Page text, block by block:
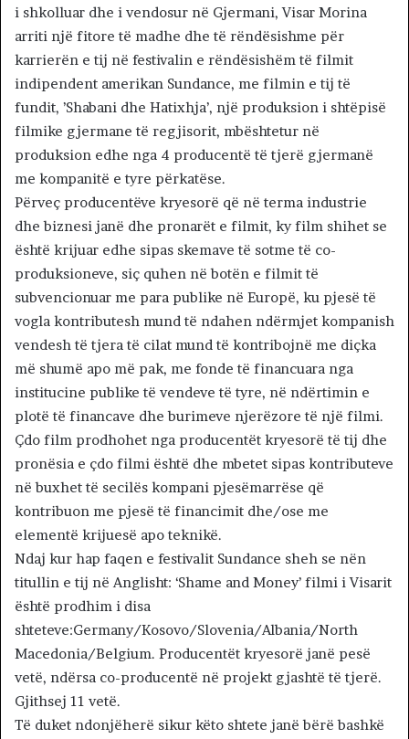
i shkolluar dhe i vendosur në Gjermani, Visar Morina
arriti një fitore të madhe dhe të rëndësishme për
karrierën e tij në festivalin e rëndësishëm të filmit
indipendent amerikan Sundance, me filmin e tij të
fundit, ’Shabani dhe Hatixhja’, një produksion i shtëpisë
filmike gjermane të regjisorit, mbështetur në
produksion edhe nga 4 producentë të tjerë gjermanë
me kompanitë e tyre përkatëse.
Përveç producentëve kryesorë që në terma industrie
dhe biznesi janë dhe pronarët e filmit, ky film shihet se
është krijuar edhe sipas skemave të sotme të co-
produksioneve, siç quhen në botën e filmit të
subvencionuar me para publike në Europë, ku pjesë të
vogla kontributesh mund të ndahen ndërmjet kompanish
vendesh të tjera të cilat mund të kontribojnë me diçka
më shumë apo më pak, me fonde të financuara nga
institucine publike të vendeve të tyre, në ndërtimin e
plotë të financave dhe burimeve njerëzore të një filmi.
Çdo film prodhohet nga producentët kryesorë të tij dhe
pronësia e çdo filmi është dhe mbetet sipas kontributeve
në buxhet të secilës kompani pjesëmarrëse që
kontribuon me pjesë të financimit dhe/ose me
elementë krijuesë apo teknikë.
Ndaj kur hap faqen e festivalit Sundance sheh se nën
titullin e tij në Anglisht: ‘Shame and Money’ filmi i Visarit
është prodhim i disa
shteteve:Germany/Kosovo/Slovenia/Albania/North
Macedonia/Belgium. Producentët kryesorë janë pesë
vetë, ndërsa co-producentë në projekt gjashtë të tjerë.
Gjithsej 11 vetë.
Të duket ndonjëherë sikur këto shtete janë bërë bashkë